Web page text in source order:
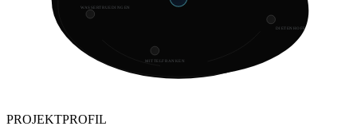
DIETENHOFEN
MITTELFRANKEN
WASSERTRUEDINGEN
PROJEKTPROFIL